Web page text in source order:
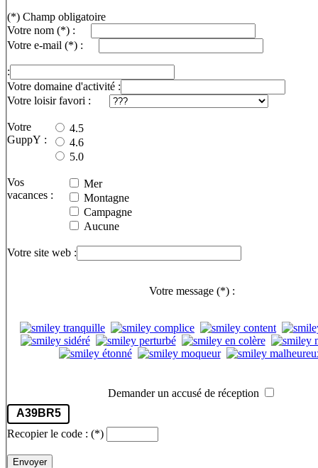
(*) Champ obligatoire
Votre nom (*) :
Votre e-mail (*) :
:
Votre domaine d'activité :
Votre loisir favori :
Votre
GuppY :
4.5
4.6
5.0
Vos
vacances :
Mer
Montagne
Campagne
Aucune
Votre site web :
Votre message (*):
Demander un accusé de réception
A39BR5
Recopier le code : (*)
Envoyer